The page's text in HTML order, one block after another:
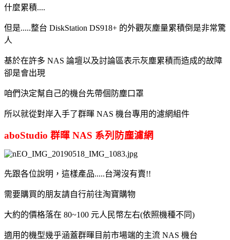
什麼累積....
但是.....整台 DiskStation DS918+ 的外觀灰塵量累積倒是非常驚
人
基於在許多 NAS 論壇以及討論區表示灰塵累積而造成的故障
卻是會出現
咱們決定幫自己的機台先帶個防塵口罩
所以就從對岸入手了群暉 NAS 機台專用的濾網組件
aboStudio 群暉 NAS 系列防塵濾網
先跟各位說明，這樣產品.....台灣沒有賣!!
需要購買的朋友請自行前往淘寶購物
大約的價格落在 80~100 元人民幣左右(依照機種不同)
適用的機型幾乎涵蓋群暉目前市場端的主流 NAS 機台